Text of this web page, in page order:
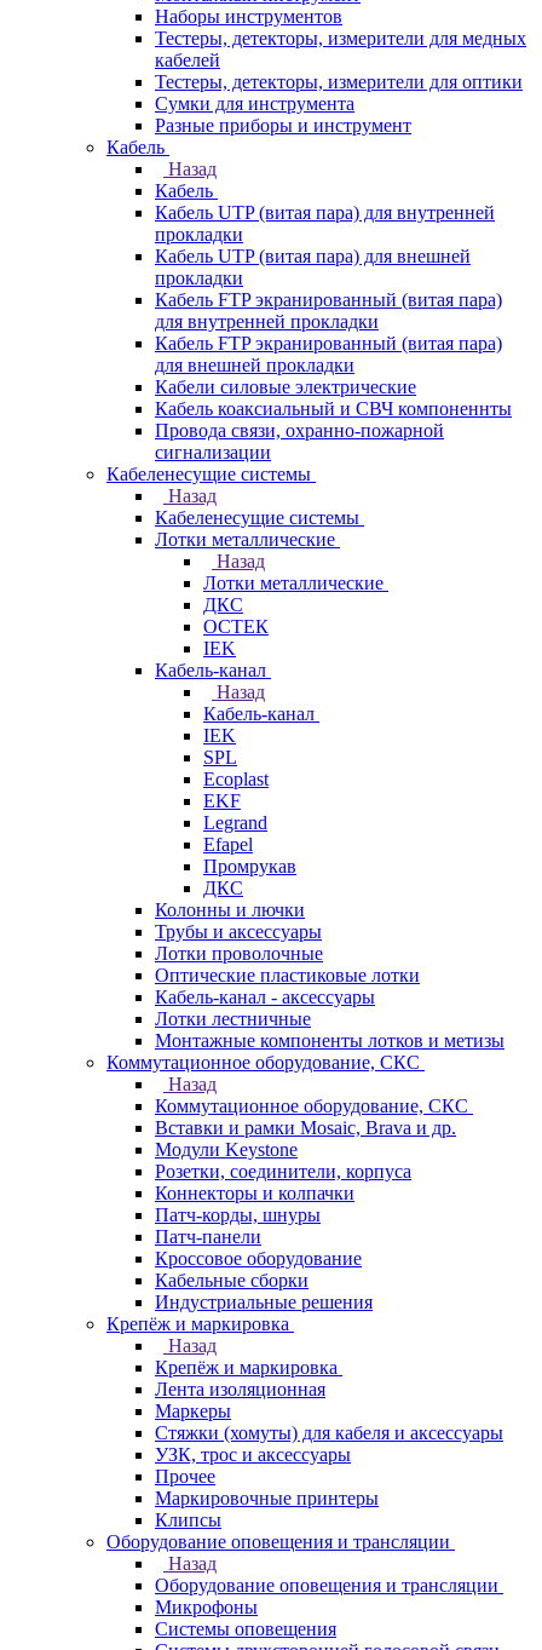
Наборы инструментов
Тестеры, детекторы, измерители для медных
кабелей
Тестеры, детекторы, измерители для оптики
Сумки для инструмента
Разные приборы и инструмент
Кабель
Назад
Кабель
Кабель UTP (витая пара) для внутренней
прокладки
Кабель UTP (витая пара) для внешней
прокладки
Кабель FTP экранированный (витая пара)
для внутренней прокладки
Кабель FTP экранированный (витая пара)
для внешней прокладки
Кабели силовые электрические
Кабель коаксиальный и СВЧ компоненнты
Провода связи, охранно-пожарной
сигнализации
Кабеленесущие системы
Назад
Кабеленесущие системы
Лотки металлические
Назад
Лотки металлические
ДКС
ОСТЕК
IEK
Кабель-канал
Назад
Кабель-канал
IEK
SPL
Ecoplast
EKF
Legrand
Efapel
Промрукав
ДКС
Колонны и лючки
Трубы и аксессуары
Лотки проволочные
Оптические пластиковые лотки
Кабель-канал - аксессуары
Лотки лестничные
Монтажные компоненты лотков и метизы
Коммутационное оборудование, СКС
Назад
Коммутационное оборудование, СКС
Вставки и рамки Mosaic, Brava и др.
Модули Keystone
Розетки, соединители, корпуса
Коннекторы и колпачки
Патч-корды, шнуры
Патч-панели
Кроссовое оборудование
Кабельные сборки
Индустриальные решения
Крепёж и маркировка
Назад
Крепёж и маркировка
Лента изоляционная
Маркеры
Стяжки (хомуты) для кабеля и аксессуары
УЗК, трос и аксессуары
Прочее
Маркировочные принтеры
Клипсы
Оборудование оповещения и трансляции
Назад
Оборудование оповещения и трансляции
Микрофоны
Системы оповещения